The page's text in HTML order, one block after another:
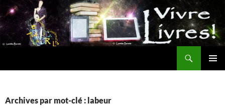
Aller
au
contenu
Archives par mot-clé : labeur